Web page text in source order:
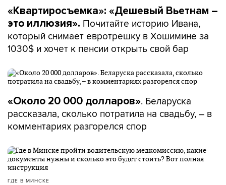
«Квартиросъемка»: «Дешевый Вьетнам –
это иллюзия». Почитайте историю Ивана,
который снимает евротрешку в Хошимине за
1030$ и хочет к пенсии открыть свой бар
«Около 20 000 долларов». Беларуска
рассказала, сколько потратила на свадьбу, – в
комментариях разгорелся спор
ГДЕ В МИНСКЕ